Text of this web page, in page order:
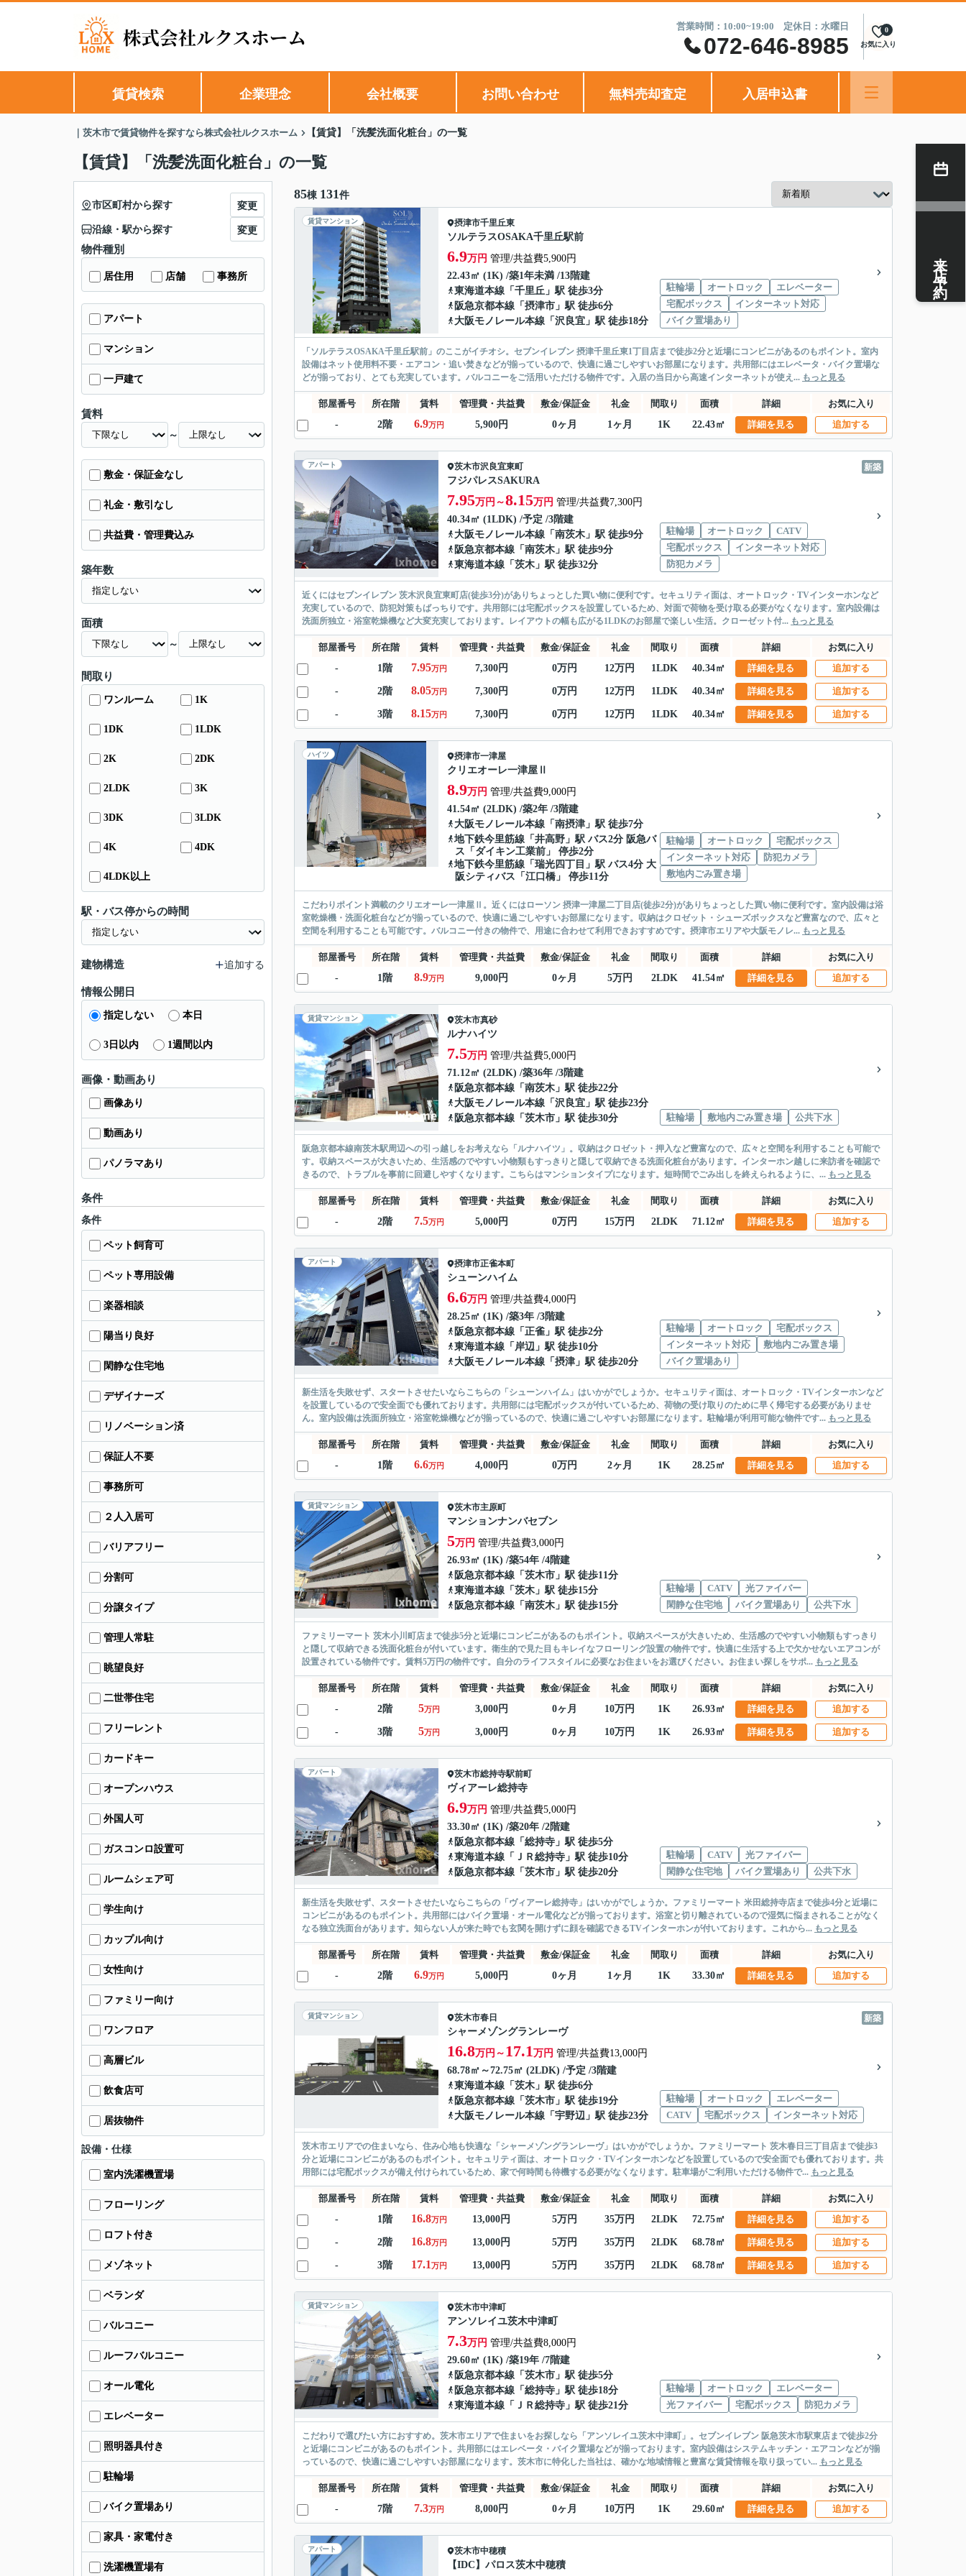
営業時間：10:00~19:00 定休日：水曜日
072-646-8985 お気に入り
0
賃貸検索 企業理念 会社概要 お問い合わせ 無料売却査定 入居申込書
｜茨木市で賃貸物件を探すなら株式会社ルクスホーム 【賃貸】「洗髪洗面化粧台」の一覧
【賃貸】「洗髪洗面化粧台」の一覧
85棟 131 件
賃貸マンション 摂津市千里丘東
ソルテラスOSAKA千里丘駅前
6.9万円 管理/共益費5,900円
22.43㎡ (1K) /築1年未満 /13階建
東海道本線 「 千里丘 」駅 徒歩3分
阪急京都本線 「 摂津市 」駅 徒歩6分
大阪モノレール本線 「 沢良宜 」駅 徒歩18分
駐輪場 オートロック
エレベーター
宅配ボックス
インターネット対応
バイク置場あり
「ソルテラスOSAKA千里丘駅前」のここがイチオシ。セブンイレブン 摂津千里丘東1丁目店まで徒歩2分と近場にコンビニがあるのもポイント。室内
設備はネット使用料不要・エアコン・追い焚きなどが揃っているので、快適に過ごしやすいお部屋になります。共用部にはエレベータ・バイク置場な
どが揃っており、とても充実しています。バルコニーをご活用いただける物件です。入居の当日から高速インターネットが使え... もっと見る
部屋番号 所在階 賃料 管理費・共益費 敷金/保証金 礼金 間取り 面積 詳細
お気に入り
-
2階 6.9万円 5,900円 0ヶ月 1ヶ月 1K 22.43㎡ 詳細を見る 追加する
アパート 新築
茨木市沢良宜東町
フジパレスSAKURA
7.95万円～8.15万円 管理/共益費7,300円
40.34㎡ (1LDK) /予定 /3階建
大阪モノレール本線 「 南茨木 」駅 徒歩9分
阪急京都本線 「 南茨木 」駅 徒歩9分
東海道本線 「 茨木 」駅 徒歩32分
駐輪場 オートロック
CATV
宅配ボックス
インターネット対応
防犯カメラ
近くにはセブンイレブン 茨木沢良宜東町店(徒歩3分)がありちょっとした買い物に便利です。セキュリティ面は、オートロック・TVインターホンなど
充実しているので、防犯対策もばっちりです。共用部には宅配ボックスを設置しているため、対面で荷物を受け取る必要がなくなります。室内設備は
洗面所独立・浴室乾燥機など大変充実しております。レイアウトの幅も広がる1LDKのお部屋で楽しい生活。クローゼット付... もっと見る
部屋番号 所在階 賃料 管理費・共益費 敷金/保証金 礼金 間取り 面積 詳細
お気に入り
-
1階 7.95万円 7,300円 0万円 12万円 1LDK 40.34㎡ 詳細を見る 追加する
- 2階 8.05万円 7,300円 0万円 12万円 1LDK 40.34㎡ 詳細を見る 追加する
- 3階 8.15万円 7,300円 0万円 12万円 1LDK 40.34㎡ 詳細を見る 追加する
ハイツ 摂津市一津屋
クリエオーレ一津屋Ⅱ
8.9万円 管理/共益費9,000円
41.54㎡ (2LDK) /築2年 /3階建
大阪モノレール本線 「 南摂津 」駅 徒歩7分
地下鉄今里筋線 「 井高野 」駅 バス2分 阪急バ
ス「ダイキン工業前」 停歩2分
地下鉄今里筋線 「 瑞光四丁目 」駅 バス4分 大
阪シティバス「江口橋」 停歩11分
駐輪場 オートロック
宅配ボックス
インターネット対応
防犯カメラ
敷地内ごみ置き場
こだわりポイント満載のクリエオーレ一津屋Ⅱ。近くにはローソン 摂津一津屋二丁目店(徒歩2分)がありちょっとした買い物に便利です。室内設備は浴
室乾燥機・洗面化粧台などが揃っているので、快適に過ごしやすいお部屋になります。収納はクロゼット・シューズボックスなど豊富なので、広々と
空間を利用することも可能です。バルコニー付きの物件で、用途に合わせて利用できおすすめです。摂津市エリアや大阪モノレ... もっと見る
部屋番号 所在階 賃料 管理費・共益費 敷金/保証金 礼金 間取り 面積 詳細
お気に入り
-
1階 8.9万円 9,000円 0ヶ月 5万円 2LDK 41.54㎡ 詳細を見る 追加する
賃貸マンション 茨木市真砂
ルナハイツ
7.5万円 管理/共益費5,000円
71.12㎡ (2LDK) /築36年 /3階建
阪急京都本線 「 南茨木 」駅 徒歩22分
大阪モノレール本線 「 沢良宜 」駅 徒歩23分
阪急京都本線 「 茨木市 」駅 徒歩30分 駐輪場 敷地内ごみ置き場 公共下水
阪急京都本線南茨木駅周辺への引っ越しをお考えなら「ルナハイツ」。収納はクロゼット・押入など豊富なので、広々と空間を利用することも可能で
す。収納スペースが大きいため、生活感のでやすい小物類もすっきりと隠して収納できる洗面化粧台があります。インターホン越しに来訪者を確認で
きるので、トラブルを事前に回避しやすくなります。こちらはマンションタイプになります。短時間でごみ出しを終えられるように、... もっと見る
部屋番号 所在階 賃料 管理費・共益費 敷金/保証金 礼金 間取り 面積 詳細
お気に入り
-
2階 7.5万円 5,000円 0万円 15万円 2LDK 71.12㎡ 詳細を見る 追加する
アパート 摂津市正雀本町
シューンハイム
6.6万円 管理/共益費4,000円
28.25㎡ (1K) /築3年 /3階建
阪急京都本線 「 正雀 」駅 徒歩2分
東海道本線 「 岸辺 」駅 徒歩10分
大阪モノレール本線 「 摂津 」駅 徒歩20分
駐輪場 オートロック
宅配ボックス
インターネット対応
敷地内ごみ置き場
バイク置場あり
新生活を失敗せず、スタートさせたいならこちらの「シューンハイム」はいかがでしょうか。セキュリティ面は、オートロック・TVインターホンなど
を設置しているので安全面でも優れております。共用部には宅配ボックスが付いているため、荷物の受け取りのために早く帰宅する必要がありませ
ん。室内設備は洗面所独立・浴室乾燥機などが揃っているので、快適に過ごしやすいお部屋になります。駐輪場が利用可能な物件です... もっと見る
部屋番号 所在階 賃料 管理費・共益費 敷金/保証金 礼金 間取り 面積 詳細
お気に入り
-
1階 6.6万円 4,000円 0万円 2ヶ月 1K 28.25㎡ 詳細を見る 追加する
賃貸マンション 茨木市主原町
マンションナンバセブン
5万円 管理/共益費3,000円
26.93㎡ (1K) /築54年 /4階建
阪急京都本線 「 茨木市 」駅 徒歩11分
東海道本線 「 茨木 」駅 徒歩15分
阪急京都本線 「 南茨木 」駅 徒歩15分
駐輪場 CATV
光ファイバー
閑静な住宅地
バイク置場あり 公共下水
ファミリーマート 茨木小川町店まで徒歩5分と近場にコンビニがあるのもポイント。収納スペースが大きいため、生活感のでやすい小物類もすっきり
と隠して収納できる洗面化粧台が付いています。衛生的で見た目もキレイなフローリング設置の物件です。快適に生活する上で欠かせないエアコンが
設置されている物件です。賃料5万円の物件です。自分のライフスタイルに必要なお住まいをお選びください。お住まい探しをサポ... もっと見る
部屋番号 所在階 賃料 管理費・共益費 敷金/保証金 礼金 間取り 面積 詳細
お気に入り
-
2階 5万円 3,000円 0ヶ月 10万円 1K 26.93㎡ 詳細を見る 追加する
- 3階 5万円 3,000円 0ヶ月 10万円 1K 26.93㎡ 詳細を見る 追加する
アパート 茨木市総持寺駅前町
ヴィアーレ総持寺
6.9万円 管理/共益費5,000円
33.30㎡ (1K) /築20年 /2階建
阪急京都本線 「 総持寺 」駅 徒歩5分
東海道本線 「 ＪＲ総持寺 」駅 徒歩10分
阪急京都本線 「 茨木市 」駅 徒歩20分
駐輪場 CATV
光ファイバー
閑静な住宅地
バイク置場あり 公共下水
新生活を失敗せず、スタートさせたいならこちらの「ヴィアーレ総持寺」はいかがでしょうか。ファミリーマート 米田総持寺店まで徒歩4分と近場に
コンビニがあるのもポイント。共用部にはバイク置場・オール電化などが揃っております。浴室と切り離されているので湿気に悩まされることがなく
なる独立洗面台があります。知らない人が来た時でも玄関を開けずに顔を確認できるTVインターホンが付いております。これから... もっと見る
部屋番号 所在階 賃料 管理費・共益費 敷金/保証金 礼金 間取り 面積 詳細
お気に入り
-
2階 6.9万円 5,000円 0ヶ月 1ヶ月 1K 33.30㎡ 詳細を見る 追加する
賃貸マンション 新築
茨木市春日
シャーメゾングランレーヴ
16.8万円～ 17.1万円 管理/共益費13,000円
68.78㎡～72.75㎡ (2LDK) /予定 /3階建
東海道本線 「 茨木 」駅 徒歩6分
阪急京都本線 「 茨木市 」駅 徒歩19分
大阪モノレール本線 「 宇野辺 」駅 徒歩23分
駐輪場 オートロック
エレベーター
CATV
宅配ボックス インターネット対応
茨木市エリアでの住まいなら、住み心地も快適な「シャーメゾングランレーヴ」はいかがでしょうか。ファミリーマート 茨木春日三丁目店まで徒歩3
分と近場にコンビニがあるのもポイント。セキュリティ面は、オートロック・TVインターホンなどを設置しているので安全面でも優れております。共
用部には宅配ボックスが備え付けられているため、家で何時間も待機する必要がなくなります。駐車場がご利用いただける物件で... もっと見る
部屋番号 所在階 賃料 管理費・共益費 敷金/保証金 礼金 間取り 面積 詳細
お気に入り
-
1階 16.8万円 13,000円 5万円 35万円 2LDK 72.75㎡ 詳細を見る 追加する
- 2階 16.8万円 13,000円 5万円 35万円 2LDK 68.78㎡ 詳細を見る 追加する
- 3階 17.1万円 13,000円 5万円 35万円 2LDK 68.78㎡ 詳細を見る 追加する
賃貸マンション 茨木市中津町
アンソレイユ茨木中津町
7.3万円 管理/共益費8,000円
29.60㎡ (1K) /築19年 /7階建
阪急京都本線 「 茨木市 」駅 徒歩5分
阪急京都本線 「 総持寺 」駅 徒歩18分
東海道本線 「 ＪＲ総持寺 」駅 徒歩21分
駐輪場 オートロック
エレベーター
光ファイバー
宅配ボックス 防犯カメラ
こだわりで選びたい方におすすめ。茨木市エリアで住まいをお探しなら「アンソレイユ茨木中津町」。セブンイレブン 阪急茨木市駅東店まで徒歩2分
と近場にコンビニがあるのもポイント。共用部にはエレベータ・バイク置場などが揃っております。室内設備はシステムキッチン・エアコンなどが揃
っているので、快適に過ごしやすいお部屋になります。茨木市に特化した当社は、確かな地域情報と豊富な賃貸情報を取り扱ってい... もっと見る
部屋番号 所在階 賃料 管理費・共益費 敷金/保証金 礼金 間取り 面積 詳細
お気に入り
-
7階 7.3万円 8,000円 0ヶ月 10万円 1K 29.60㎡ 詳細を見る 追加する
アパート 茨木市中穂積
【IDC】パロス茨木中穂積
市区町村から探す 変更
沿線・駅から探す 変更
物件種別
居住用 店舗 事務所
アパート
マンション
一戸建て
賃料
～
敷金・保証金なし
礼金・敷引なし
共益費・管理費込み
築年数
面積
～
間取り
ワンルーム 1K
1DK 1LDK
2K 2DK
2LDK 3K
3DK 3LDK
4K 4DK
4LDK以上
駅・バス停からの時間
建物構造 追加する
情報公開日
指定しない 本日
3日以内 1週間以内
画像・動画あり
画像あり
動画あり
パノラマあり
条件
条件
ペット飼育可
ペット専用設備
楽器相談
陽当り良好
閑静な住宅地
デザイナーズ
リノベーション済
保証人不要
事務所可
２人入居可
バリアフリー
分割可
分譲タイプ
管理人常駐
眺望良好
二世帯住宅
フリーレント
カードキー
オープンハウス
外国人可
ガスコンロ設置可
ルームシェア可
学生向け
カップル向け
女性向け
ファミリー向け
ワンフロア
高層ビル
飲食店可
居抜物件
設備・仕様
室内洗濯機置場
フローリング
ロフト付き
メゾネット
ベランダ
バルコニー
ルーフバルコニー
オール電化
エレベーター
照明器具付き
駐輪場
バイク置場あり
家具・家電付き
洗濯機置場有
来店予約